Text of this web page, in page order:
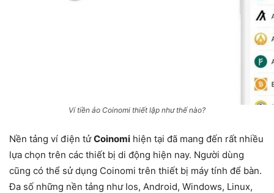
Ví tiền ảo Coinomi thiết lập như thế nào?
Nền tảng ví điện tửCoinomi hiện tại đã mang đến rất nhiều
lựa chọn trên các thiết bị di động hiện nay. Người dùng
cũng có thể sử dụng Coinomi trên thiết bị máy tính để bàn.
Đa số những nền tảng như Ios, Android, Windows, Linux,